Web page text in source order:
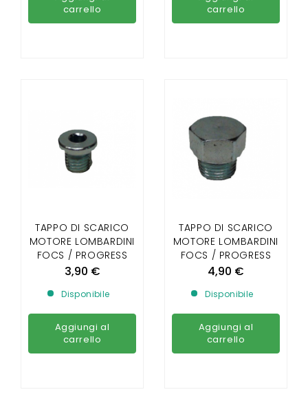
carrello
carrello
TAPPO DI SCARICO
MOTORE LOMBARDINI
FOCS / PROGRESS
DIAMETRO 12MM
3,90 €
Disponibile
Aggiungi al
carrello
TAPPO DI SCARICO
MOTORE LOMBARDINI
FOCS / PROGRESS
DIAMETRO 18 MM
4,90 €
Disponibile
Aggiungi al
carrello